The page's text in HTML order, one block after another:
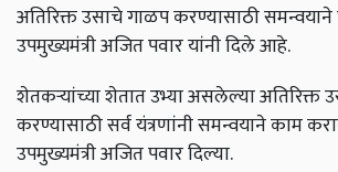
अतिरिक्त उसाचे गाळप करण्यासाठी
उपमुख्यमंत्री अजित पवार यांनी दिले आहे.
शेतकऱ्यांच्या शेतात उभ्या असलेल्या अतिरिक्त
करण्यासाठी सर्व यंत्रणांनी समन्वयाने काम
उपमुख्यमंत्री अजित पवार दिल्या.